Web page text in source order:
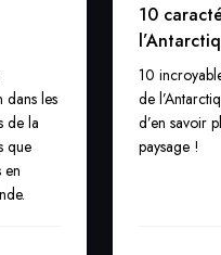
dans les
de la
que
en
10
10
de
d’en savoir
paysage !